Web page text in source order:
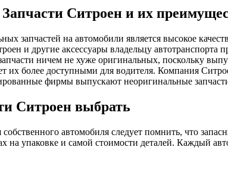
Запчасти Ситроен и их
запчастей на автомобили является высокое
и другие аксессуары владельцу
ничем не хуже оригинальных, поскольку
их более доступными для водителя. Компания
фирмы выпускают неоригинальные
Ситроен выбрать
автомобиля следует помнить, что
на упаковке и самой стоимости деталей. Каждый